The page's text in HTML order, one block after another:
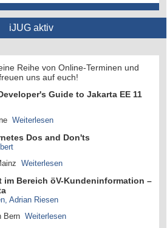
iJUG aktiv
Reihe von Online-Terminen und
uns auf euch!
Guide to Jakarta EE 11
Weiterlesen
Dos and Don'ts
Weiterlesen
im Bereich öV-Kundeninformation –
Adrian Riesen
Bern Weiterlesen